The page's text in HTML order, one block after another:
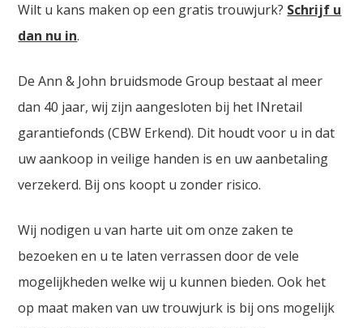
Wilt u kans maken op een gratis trouwjurk? Schrijf u
dan nu in.
De Ann & John bruidsmode Group bestaat al meer
dan 40 jaar, wij zijn aangesloten bij het INretail
garantiefonds (CBW Erkend). Dit houdt voor u in dat
uw aankoop in veilige handen is en uw aanbetaling
verzekerd. Bij ons koopt u zonder risico.
Wij nodigen u van harte uit om onze zaken te
bezoeken en u te laten verrassen door de vele
mogelijkheden welke wij u kunnen bieden. Ook het
op maat maken van uw trouwjurk is bij ons mogelijk